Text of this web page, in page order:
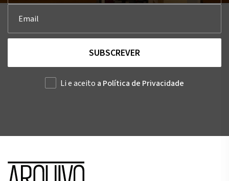
SUBSCREVER
Li e aceito a Política de Privacidade